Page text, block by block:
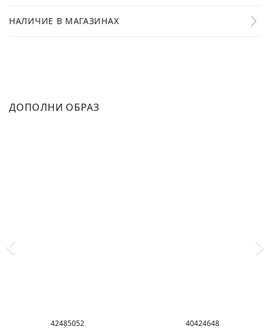
НАЛИЧИЕ В МАГАЗИНАХ
ДОПОЛНИ ОБРАЗ
42485052 40424648